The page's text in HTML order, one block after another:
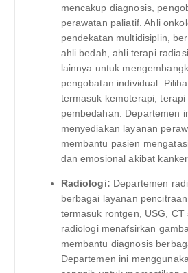
mencakup diagnosis,
perawatan paliatif. Ahli
pendekatan multidisiplin,
ahli bedah, ahli terapi
lainnya untuk
pengobatan individual.
termasuk kemoterapi, terapi
pembedahan. Departemen
menyediakan layanan
membantu pasien
dan emosional akibat
Radiologi: Departemen
berbagai layanan
termasuk rontgen, USG, CT
radiologi menafsirkan
membantu diagnosis
Departemen ini